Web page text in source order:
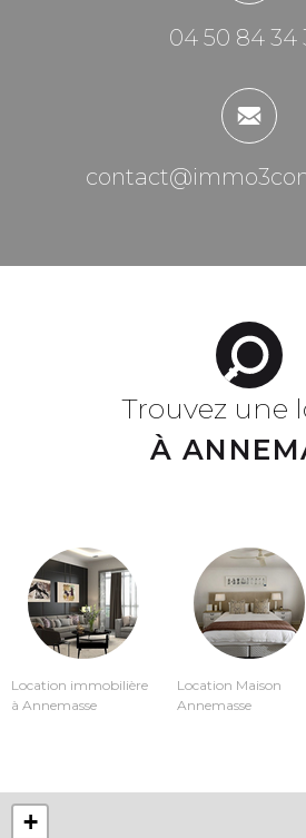
04 50 84 34
Trouvez une
À
Location immobilière
à Annemasse
Location Maison
Annemasse
+